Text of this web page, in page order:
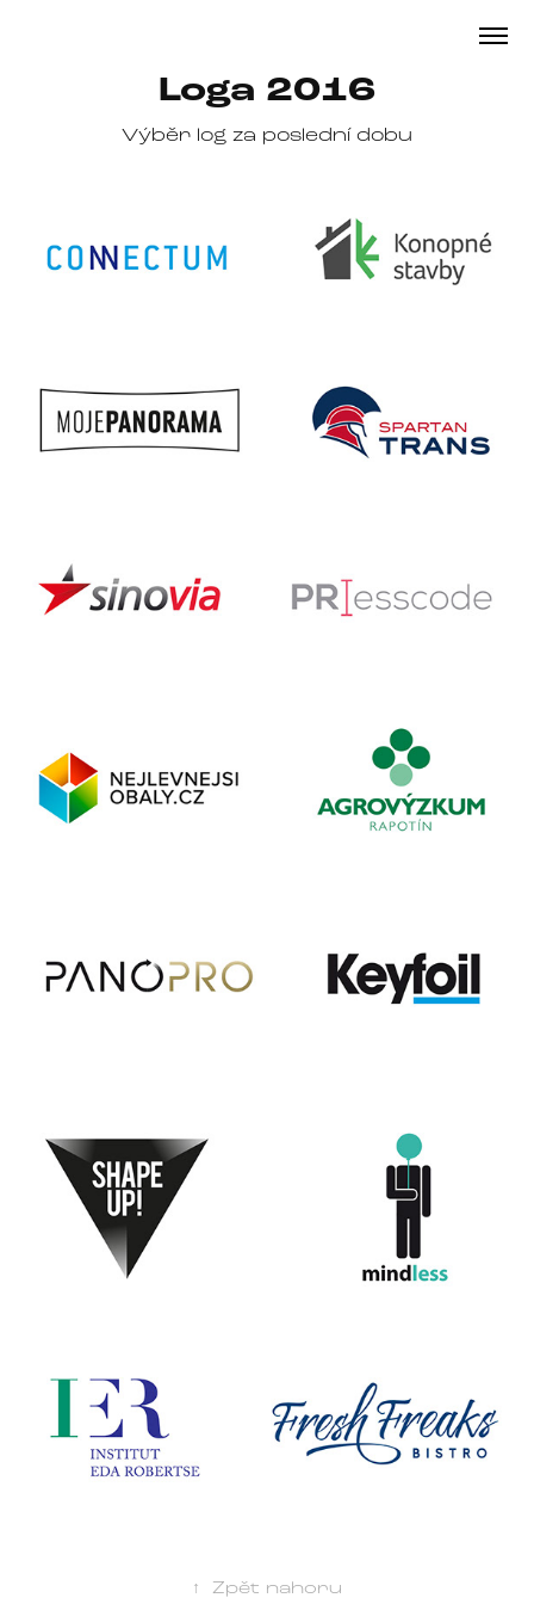
Loga 2016
Výběr log za poslední dobu
↑ Zpět nahoru